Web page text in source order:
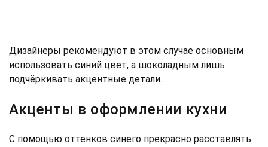
Дизайнеры рекомендуют в этом случае основным
использовать синий цвет, а шоколадным лишь
подчёркивать акцентные детали.
Акценты в оформлении кухни
С помощью оттенков синего прекрасно расставлять